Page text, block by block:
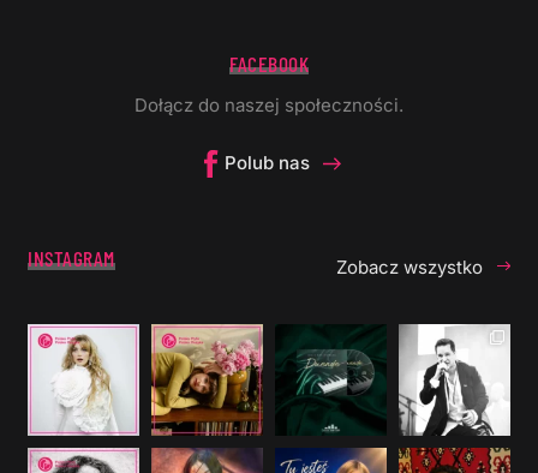
FACEBOOK
Dołącz do naszej społeczności.
Polub nas
INSTAGRAM Zobacz wszystko